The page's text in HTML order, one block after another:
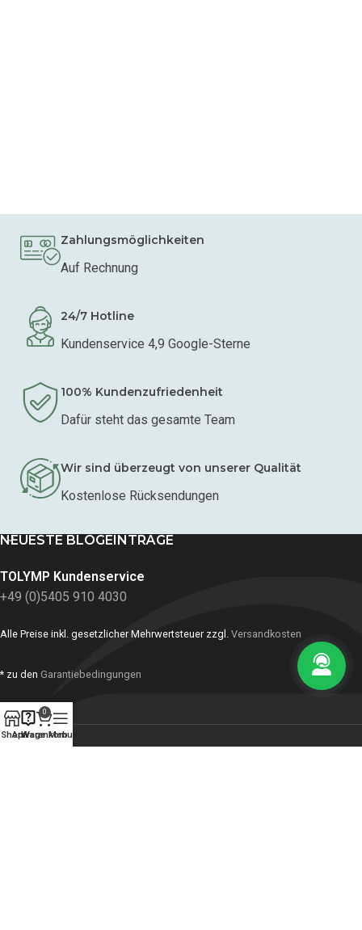
Zahlungsmöglichkeiten
Auf Rechnung
24/7 Hotline
Kundenservice 4,9 Google-Sterne
100% Kundenzufriedenheit
Dafür steht das gesamte Team
Wir sind überzeugt von unserer Qualität
Kostenlose Rücksendungen
NEUESTE BLOGEINTRÄGE
TOLYMP Kundenservice
+49 (0)5405 910 4030
Alle Preise inkl. gesetzlicher Mehrwertsteuer zzgl. Versandkosten
* zu den Garantiebedingungen
ShopAnfrage
0
Warenkorb
Menu